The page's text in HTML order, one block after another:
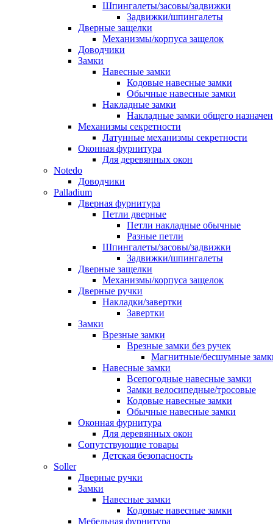
Шпингалеты/засовы/задвижки
Задвижки/шпингалеты
Дверные защелки
Механизмы/корпуса защелок
Доводчики
Замки
Навесные замки
Кодовые навесные замки
Обычные навесные замки
Накладные замки
Накладные замки общего
Механизмы секретности
Латунные механизмы секретности
Оконная фурнитура
Для деревянных окон
Notedo
Доводчики
Palladium
Дверная фурнитура
Петли дверные
Петли накладные обычные
Разные петли
Шпингалеты/засовы/задвижки
Задвижки/шпингалеты
Дверные защелки
Механизмы/корпуса защелок
Дверные ручки
Накладки/завертки
Завертки
Замки
Врезные замки
Врезные замки без ручек
Магнитные/бесшумные
Навесные замки
Всепогодные навесные замки
Замки велосипедные/тросовые
Кодовые навесные замки
Обычные навесные замки
Оконная фурнитура
Для деревянных окон
Сопутствующие товары
Детская безопасность
Soller
Дверные ручки
Замки
Навесные замки
Кодовые навесные замки
Мебельная фурнитура